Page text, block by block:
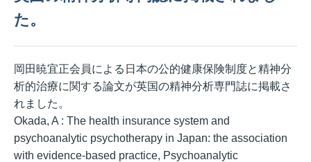
た。
岡田暁宜正会員による日本の公的健康保険制度と精神分
析的治療に関する論文が英国の精神分析専門誌に掲載さ
れました。
Okada, A : The health insurance system and
psychoanalytic psychotherapy in Japan: the association
with evidence-based practice, Psychoanalytic